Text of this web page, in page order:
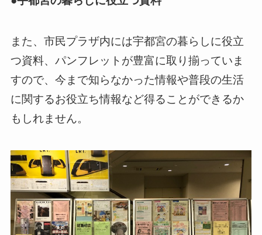
また、市民プラザ内には宇都宮の暮らしに役立
つ資料、パンフレットが豊富に取り揃っていま
すので、今まで知らなかった情報や普段の生活
に関するお役立ち情報など得ることができるか
もしれません。